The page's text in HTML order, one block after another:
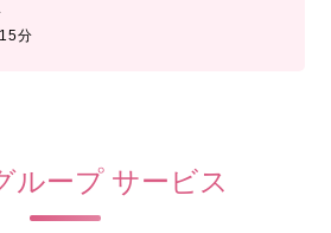
分
ループ サービス